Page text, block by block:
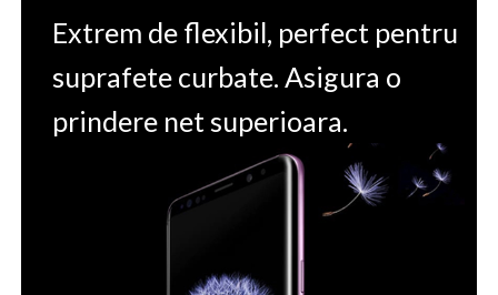
Extrem de flexibil, perfect pentru
suprafete curbate. Asigura o
prindere net superioara.